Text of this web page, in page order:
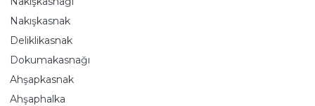
Nakışkasnak
Deliklikasnak
Dokumakasnağı
Ahşapkasnak
Ahşaphalka